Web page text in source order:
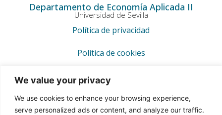
We value your privacy
We use cookies to enhance your browsing experience,
serve personalized ads or content, and analyze our traffic.
Departamento de Economía Aplicada II
Universidad de Sevilla
Política de privacidad
Política de cookies
Copyright 2026 © Todos los derechos reservados